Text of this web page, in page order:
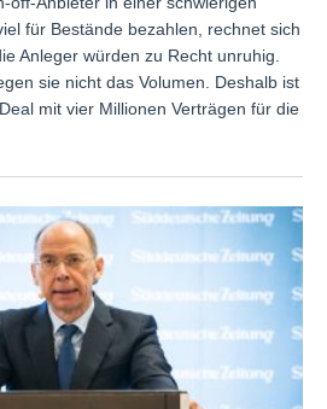
für Bestände bezahlen, rechnet sich
Anleger würden zu Recht unruhig.
sie nicht das Volumen. Deshalb ist
mit vier Millionen Verträgen für die